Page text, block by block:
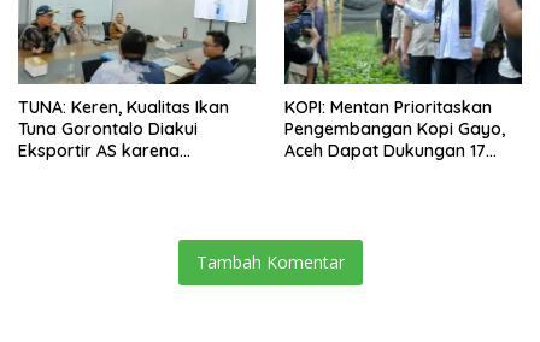
TUNA: Keren, Kualitas Ikan
Tuna Gorontalo Diakui
Eksportir AS karena
KOPI: Mentan Prioritaskan
Pengembangan Kopi Gayo,
Aceh Dapat Dukungan 17
Tambah Komentar